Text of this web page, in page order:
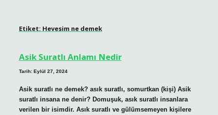
Etiket: Hevesim ne demek
Asik Suratlı Anlamı Nedir
Tarih: Eylül 27, 2024
Asik suratlı ne demek? asık suratlı, somurtkan (kişi) Asik
suratlı insana ne denir? Domuşuk, asık suratlı insanlara
verilen bir isimdir. Asık suratlı ve gülümsemeyen kişilere